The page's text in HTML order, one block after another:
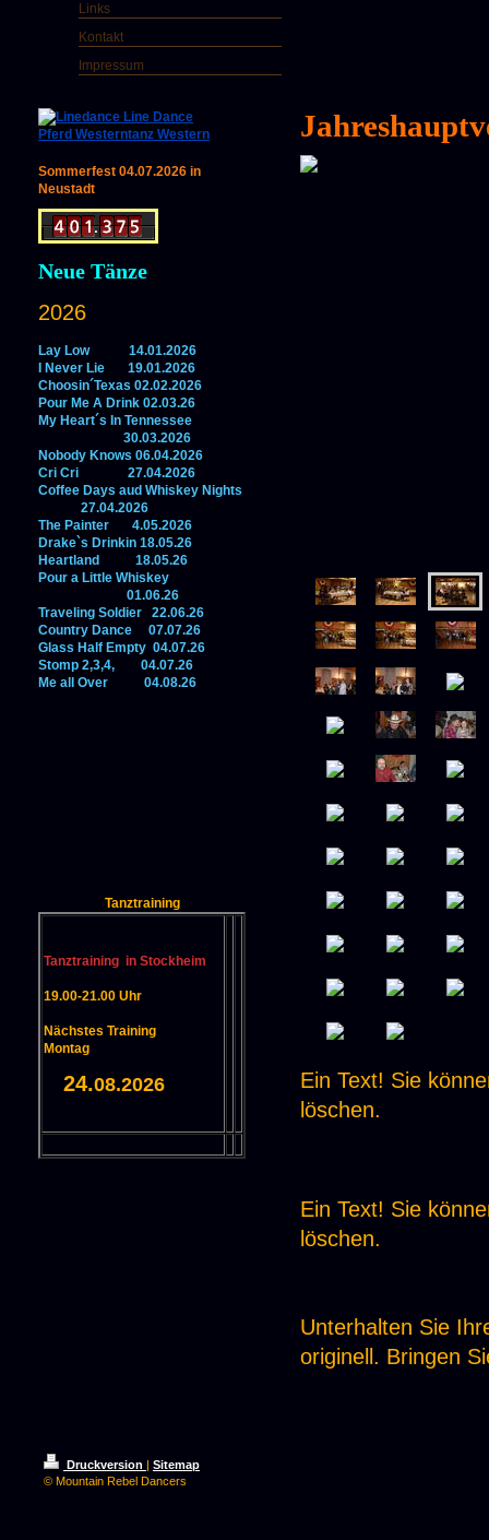
Links
Kontakt
Impressum
Ein Text! Sie
löschen.
Ein Text! Sie
löschen.
Unterhalten Sie
originell. Bringen
Sommerfest 04.07.2026 in
Neustadt
Neue Tänze
2026
Lay Low 14.01.2026
I Never Lie 19.01.2026
Choosin´Texas 02.02.2026
Pour Me A Drink 02.03.26
My Heart´s In Tennessee
30.03.2026
Nobody Knows 06.04.2026
Cri Cri 27.04.2026
Coffee Days aud Whiskey Nights
27.04.2026
The Painter 4.05.2026
Drake`s Drinkin 18.05.26
Heartland 18.05.26
Pour a Little Whiskey
01.06.26
Traveling Soldier 22.06.26
Country Dance 07.07.26
Glass Half Empty 04.07.26
Stomp 2,3,4, 04.07.26
Me all Over 04.08.26
Tanztraining
Tanztraining in Stockheim
19.00-21.00 Uhr
Nächstes Training
Montag
24.08.2026
Druckversion | Sitemap
© Mountain Rebel Dancers